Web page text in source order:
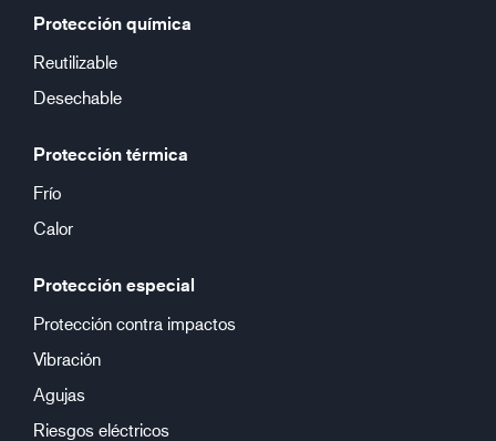
Protección química
Reutilizable
Desechable
Protección térmica
Frío
Calor
Protección especial
Protección contra impactos
Vibración
Agujas
Riesgos eléctricos